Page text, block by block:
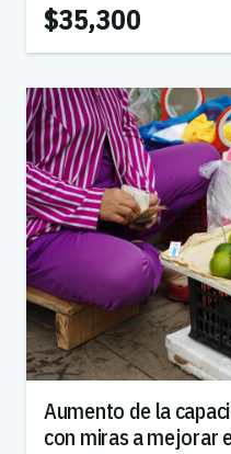
$35,300
Aumento de la
con miras a mejorar